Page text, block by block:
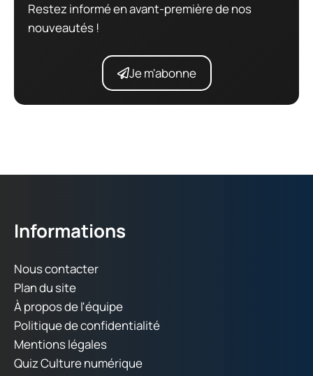
Restez informé en avant-première de nos
nouveautés !
Je m'abonne
Informations
Nous contacter
Plan du site
À propos de l'équipe
Politique de confidentialité
Mentions légales
Quiz Culture numérique